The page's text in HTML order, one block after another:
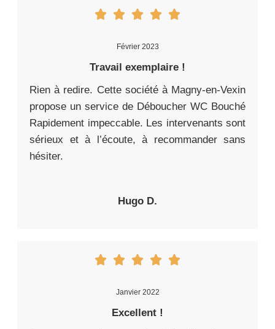
Février 2023
Travail exemplaire !
Rien à redire. Cette société à Magny-en-Vexin
propose un service de Déboucher WC Bouché
Rapidement impeccable. Les intervenants sont
sérieux et à l’écoute, à recommander sans
hésiter.
Hugo D.
Janvier 2022
Excellent !